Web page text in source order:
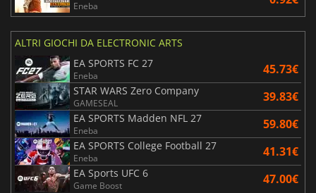
Eneba
ALTRI GIOCHI DA ELECTRONIC ARTS
EA SPORTS FC 27
Eneba 45.73€
STAR WARS Zero Company
GAMESEAL 39.83€
EA SPORTS Madden NFL 27
Eneba 59.80€
EA SPORTS College Football 27
Eneba 41.31€
EA Sports UFC 6
Game Boost 47.00€